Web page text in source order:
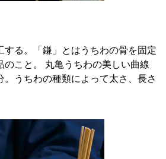
する。「鎌」とはうちわの骨を固定
のこと。 丸亀うちわの美しい曲線
。うちわの種類によって太さ、長さ